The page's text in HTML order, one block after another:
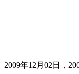
2009年12月02日，